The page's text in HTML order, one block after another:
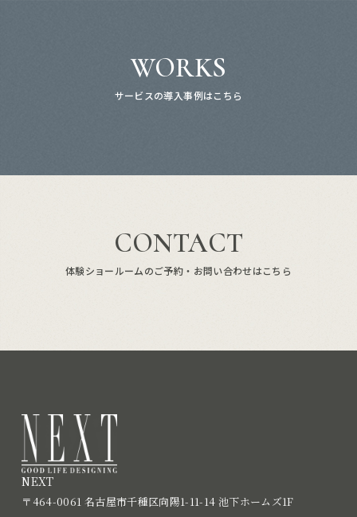
WORKS
サービスの導入事例はこちら
CONTACT
体験ショールームのご予約・お問い合わせはこちら
NEXT
〒464-0061 名古屋市千種区向陽1-11-14 池下ホームズ1F